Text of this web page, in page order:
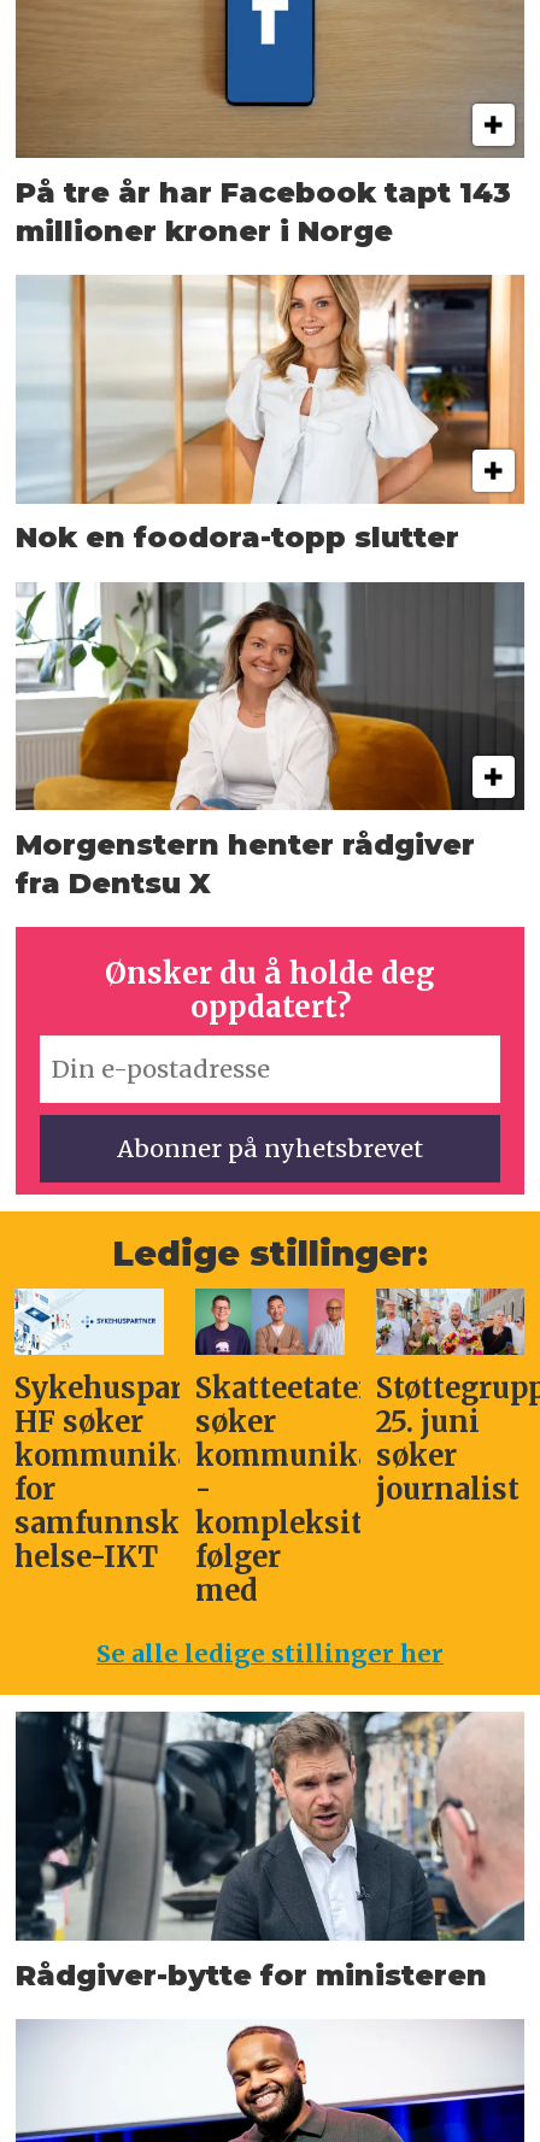
På tre år har Facebook tapt 143
millioner kroner i Norge
Nok en foodora-topp slutter
Morgenstern henter rådgiver
fra Dentsu X
Ønsker du å holde deg
oppdatert?
Ledige stillinger:
Sykehuspartner
HF søker
kommunikasjonssjef
for
samfunnskritisk
helse-IKT
Skatteetaten
søker
kommunikasjonsleder
-
kompleksitet
følger
med
25. juni
søker
journalist
Se alle ledige stillinger her
Rådgiver-bytte for ministeren